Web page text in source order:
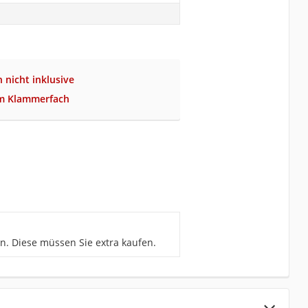
nicht inklusive
Klammerfach
Diese müssen Sie extra kaufen.